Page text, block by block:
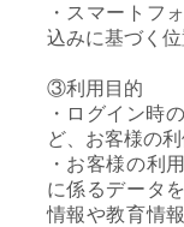
・スマートフ
込みに基づく
③利用目的
・ログイン時
ど、お客様の
・お客様の利
に係るデータ
情報や教育情